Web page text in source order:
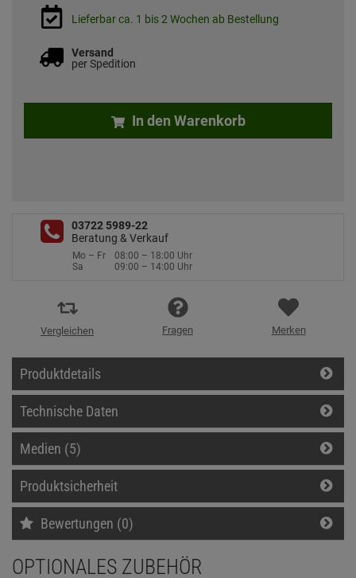
Lieferbar ca. 1 bis 2 Wochen ab Bestellung
Versand
per Spedition
In den Warenkorb
03722 5989-22
Beratung & Verkauf
Mo – Fr
08:00 – 18:00 Uhr
Sa
09:00 – 14:00 Uhr
Vergleichen Fragen Merken
Produktdetails
Technische Daten
Medien (5)
Produktsicherheit
Bewertungen (0)
OPTIONALES ZUBEHÖR